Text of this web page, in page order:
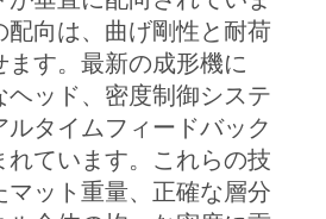
配向は、曲げ剛性と耐荷
す。最新の成形機に
ヘッド、密度制御システ
ルタイムフィードバック
れています。これらの技
マット重量、正確な層分